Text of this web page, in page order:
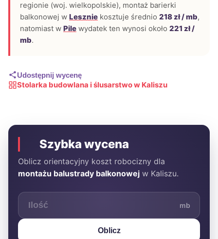
regionie (woj. wielkopolskie), montaż barierki
balkonowej w Lesznie kosztuje średnio 218 zł / mb,
natomiast w Pile wydatek ten wynosi około 221 zł /
mb.
Udostępnij wycenę
Stolarka budowlana i ślusarstwo w Kaliszu
Szybka wycena
Oblicz orientacyjny koszt robocizny dla
montażu balustrady balkonowej w Kaliszu.
mb
Oblicz